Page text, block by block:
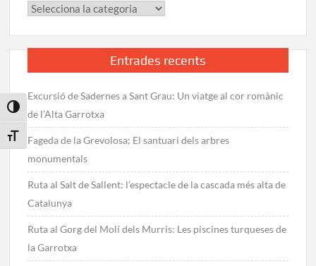
Toggle High Contrast
Toggle Font size
Categories
Entrades recents
Excursió de Sadernes a Sant Grau: Un viatge al cor romànic
de l’Alta Garrotxa
Fageda de la Grevolosa: El santuari dels arbres
monumentals
Ruta al Salt de Sallent: l’espectacle de la cascada més alta de
Catalunya
Ruta al Gorg del Molí dels Murris: Les piscines turqueses de
la Garrotxa